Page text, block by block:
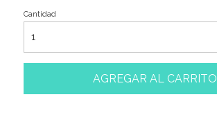
Cantidad
AGREGAR AL CARRITO